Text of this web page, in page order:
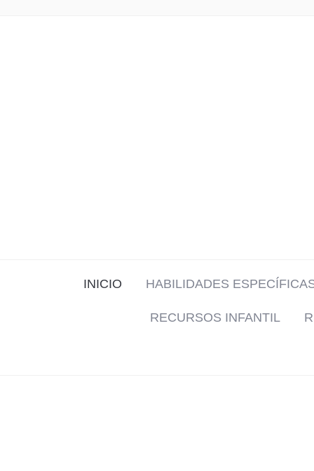
INICIO HABILIDADES
RECURSOS INFANTIL